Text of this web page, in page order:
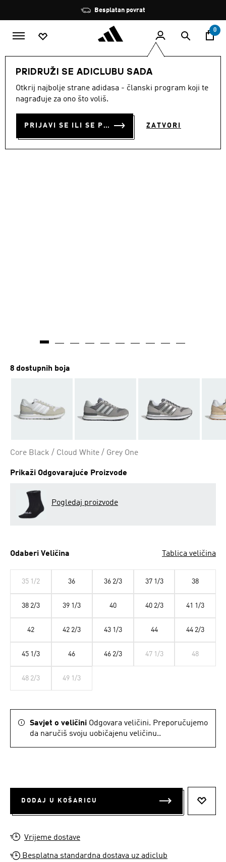
Zaustavi
rotaciju
Besplatan povrat
0
PRIDRUŽI SE ADICLUBU SADA
Otkrij najbolje strane adidasa - članski program koji te
nagrađuje za ono što voliš.
PRIJAVI SE ILI SE PRIDRUŽI SADA ZATVORI
MODNE MARKE
TENISICE ZX 500 RS
€ 80.00
8 dostupnih boja
Core Black / Cloud White / Grey One
Prikaži Odgovarajuće Proizvode
Pogledaj proizvode
Odaberi Veličina Tablica veličina
35 1/2 36 36 2/3 37 1/3 38
38 2/3 39 1/3 40 40 2/3 41 1/3
42 42 2/3 43 1/3 44 44 2/3
45 1/3 46 46 2/3 47 1/3 48
48 2/3 49 1/3
Savjet o veličini Odgovara veličini. Preporučujemo
da naručiš svoju uobičajenu veličinu..
DODAJ U KOŠARICU
Vrijeme dostave
Besplatna standardna dostava uz adiclub